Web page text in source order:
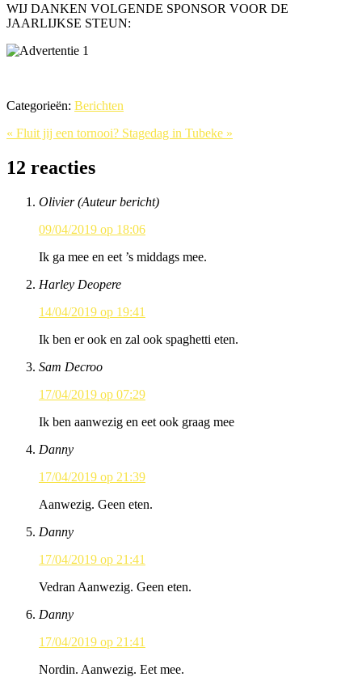
WIJ DANKEN VOLGENDE SPONSOR VOOR DE
JAARLIJKSE STEUN:
Categorieën: Berichten
« Fluit jij een tornooi? Stagedag in Tubeke »
12 reacties
Olivier(Auteur bericht)
09/04/2019 op 18:06
Ik ga mee en eet ’s middags mee.
Harley Deopere
14/04/2019 op 19:41
Ik ben er ook en zal ook spaghetti eten.
Sam Decroo
17/04/2019 op 07:29
Ik ben aanwezig en eet ook graag mee
Danny
17/04/2019 op 21:39
Aanwezig. Geen eten.
Danny
17/04/2019 op 21:41
Vedran Aanwezig. Geen eten.
Danny
17/04/2019 op 21:41
Nordin. Aanwezig. Eet mee.